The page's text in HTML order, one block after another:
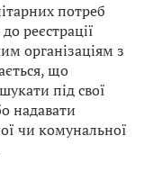
потреб
реєстрації
організаціям з
що
під свої
надавати
чи комунальної